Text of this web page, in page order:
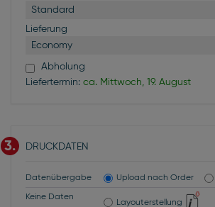
Standard
Lieferung
Economy
Abholung
Liefertermin: ca. Mittwoch, 19. August
3. DRUCKDATEN
Datenübergabe Upload nach Order
Keine Daten
Layouterstellung